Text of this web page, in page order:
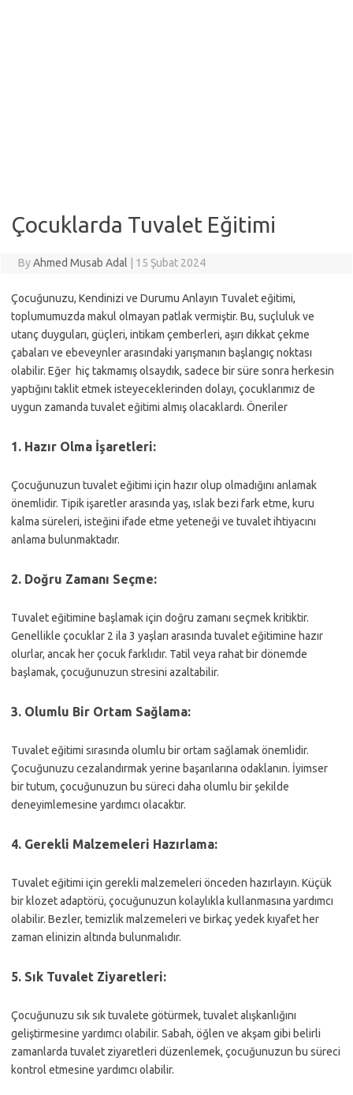
Çocuklarda Tuvalet Eğitimi
ByAhmed Musab Adal 15 Şubat 2024
Çocuğunuzu, Kendinizi ve Durumu Anlayın Tuvalet eğitimi,
toplumumuzda makul olmayan patlak vermiştir. Bu, suçluluk ve
utanç duyguları, güçleri, intikam çemberleri, aşırı dikkat çekme
çabaları ve ebeveynler arasındaki yarışmanın başlangıç noktası
olabilir. Eğer hiç takmamış olsaydık, sadece bir süre sonra herkesin
yaptığını taklit etmek isteyeceklerinden dolayı, çocuklarımız de
uygun zamanda tuvalet eğitimi almış olacaklardı. Öneriler
1. Hazır Olma İşaretleri:
Çocuğunuzun tuvalet eğitimi için hazır olup olmadığını anlamak
önemlidir. Tipik işaretler arasında yaş, ıslak bezi fark etme, kuru
kalma süreleri, isteğini ifade etme yeteneği ve tuvalet ihtiyacını
anlama bulunmaktadır.
2. Doğru Zamanı Seçme:
Tuvalet eğitimine başlamak için doğru zamanı seçmek kritiktir.
Genellikle çocuklar 2 ila 3 yaşları arasında tuvalet eğitimine hazır
olurlar, ancak her çocuk farklıdır. Tatil veya rahat bir dönemde
başlamak, çocuğunuzun stresini azaltabilir.
3. Olumlu Bir Ortam Sağlama:
Tuvalet eğitimi sırasında olumlu bir ortam sağlamak önemlidir.
Çocuğunuzu cezalandırmak yerine başarılarına odaklanın. İyimser
bir tutum, çocuğunuzun bu süreci daha olumlu bir şekilde
deneyimlemesine yardımcı olacaktır.
4. Gerekli Malzemeleri Hazırlama:
Tuvalet eğitimi için gerekli malzemeleri önceden hazırlayın. Küçük
bir klozet adaptörü, çocuğunuzun kolaylıkla kullanmasına yardımcı
olabilir. Bezler, temizlik malzemeleri ve birkaç yedek kıyafet her
zaman elinizin altında bulunmalıdır.
5. Sık Tuvalet Ziyaretleri:
Çocuğunuzu sık sık tuvalete götürmek, tuvalet alışkanlığını
geliştirmesine yardımcı olabilir. Sabah, öğlen ve akşam gibi belirli
zamanlarda tuvalet ziyaretleri düzenlemek, çocuğunuzun bu süreci
kontrol etmesine yardımcı olabilir.